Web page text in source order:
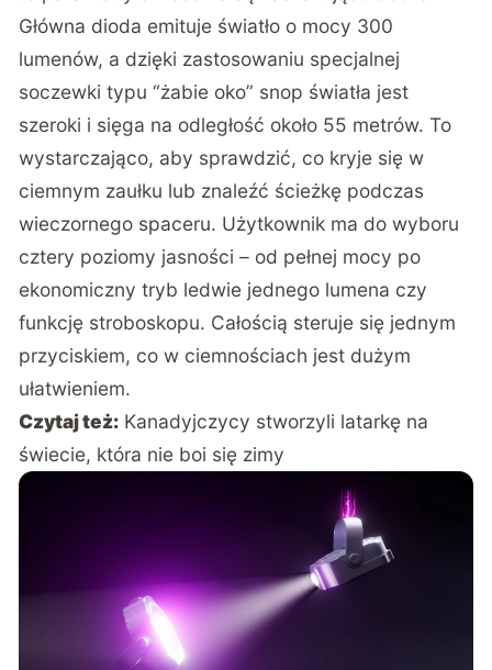
Główna dioda emituje światło o mocy 300
lumenów, a dzięki zastosowaniu specjalnej
soczewki typu “żabie oko” snop światła jest
szeroki i sięga na odległość około 55 metrów. To
wystarczająco, aby sprawdzić, co kryje się w
ciemnym zaułku lub znaleźć ścieżkę podczas
wieczornego spaceru. Użytkownik ma do wyboru
cztery poziomy jasności – od pełnej mocy po
ekonomiczny tryb ledwie jednego lumena czy
funkcję stroboskopu. Całością steruje się jednym
przyciskiem, co w ciemnościach jest dużym
ułatwieniem.
Czytaj też: Kanadyjczycy stworzyli latarkę na
świecie, która nie boi się zimy